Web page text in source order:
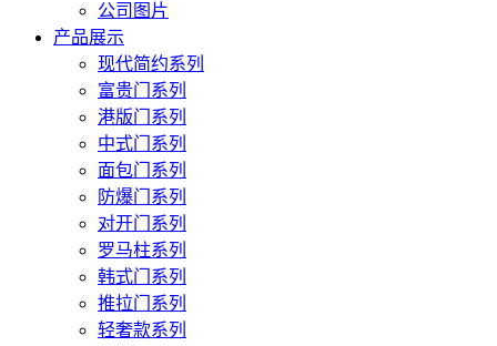
公司图片
产品展示
现代简约系列
富贵门系列
港版门系列
中式门系列
面包门系列
防爆门系列
对开门系列
罗马柱系列
韩式门系列
推拉门系列
轻奢款系列